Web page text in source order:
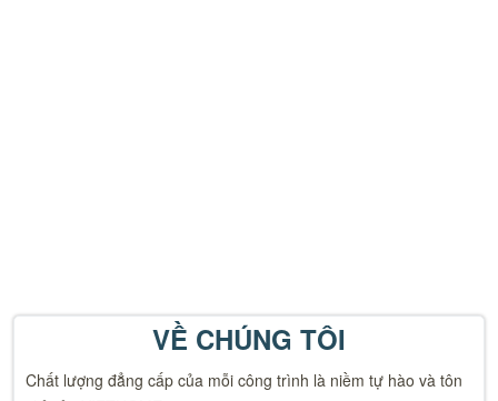
VỀ CHÚNG TÔI
Chất lượng đẳng cấp của mỗi công trình là niềm tự hào và tôn